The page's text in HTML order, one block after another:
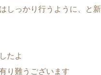
しっかり行うように、と新
たよ
り難うございます